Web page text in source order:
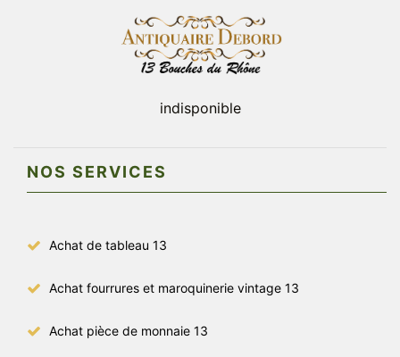
indisponible
NOS SERVICES
Achat de tableau 13
Achat fourrures et maroquinerie vintage 13
Achat pièce de monnaie 13